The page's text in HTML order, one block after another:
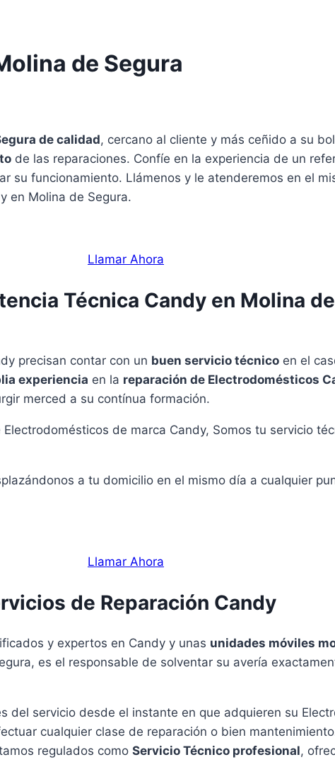
de Segura
de calidad, cercano al cliente y más ceñido a su
de las reparaciones. Confíe en la experiencia de un
su funcionamiento. Llámenos y le atenderemos en el
en Molina de Segura.
Llamar Ahora
Técnica Candy en Molina
precisan contar con un buen servicio técnico en el
experiencia en la reparación de Electrodomésticos
merced a su contínua formación.
de marca Candy, Somos tu servicio
a tu domicilio en el mismo día a cualquier
Llamar Ahora
de Reparación Candy
y expertos en Candy y unas unidades móviles
es el responsable de solventar su avería
del servicio desde el instante en que adquieren su
cualquier clase de reparación o bien
regulados como Servicio Técnico profesional,